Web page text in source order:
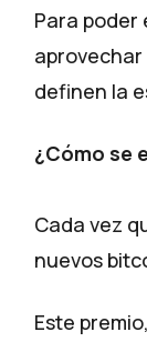
Para poder
definen la
¿Cómo se
Cada vez
nuevos
Este